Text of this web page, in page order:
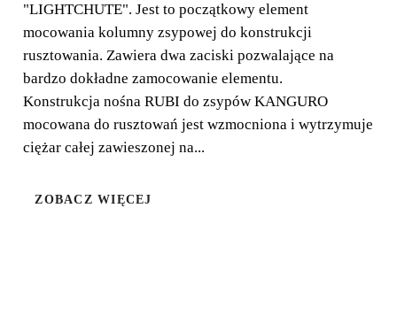
rusztowań pasuje zarówno do zsypów gumowych
"RUBCHUTE" jak i plas
"LIGHTCHUTE". Jest to początkowy element
mocowania kolumny zsypowej do konstrukcji
rusztowania. Zawiera dwa zaciski pozwalające na
bardzo dokładne zamocowanie elementu.
Konstrukcja nośna RUBI do zsypów KANGURO
mocowana do rusztowań jest wzmocniona i wytrzymuje
ciężar całej zawieszonej na...
ZOBACZ WIĘCEJ